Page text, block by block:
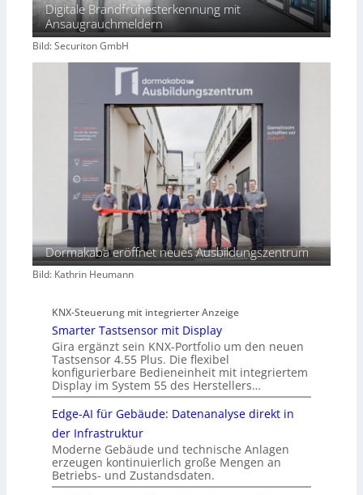
Digitale Brandfrühesterkennung mit
Ansaugrauchmeldern
Bild: Securiton GmbH
Dormakaba eröffnet neues Ausbildungszentrum
Bild: Kathrin Heumann
KNX-Steuerung mit integrierter Anzeige
Smarter Tastsensor mit Display
Gira ergänzt sein KNX-Portfolio um den neuen
Tastsensor 4.55 Plus. Die flexibel
konfigurierbare Bedieneinheit mit integriertem
Display im System 55 des Herstellers…
Edge-AI für Gebäude: Datenanalyse direkt in
der Infrastruktur
Moderne Gebäude und technische Anlagen
erzeugen kontinuierlich große Mengen an
Betriebs- und Zustandsdaten.